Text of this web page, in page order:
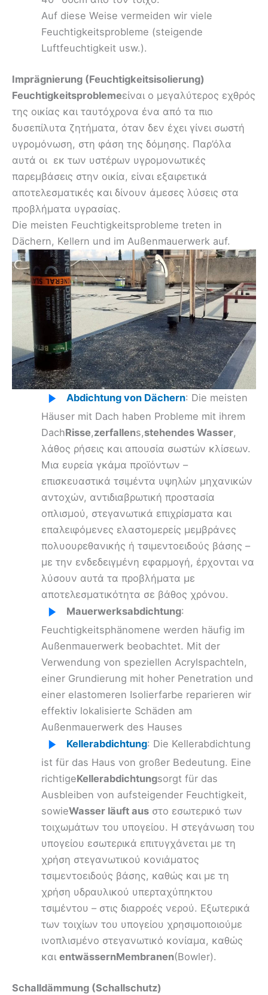
Auf diese Weise vermeiden wir viele
Feuchtigkeitsprobleme (steigende
Luftfeuchtigkeit usw.).
Imprägnierung (Feuchtigkeitsisolierung)
Feuchtigkeitsproblemeείναι ο μεγαλύτερος εχθρός
της οικίας και ταυτόχρονα ένα από τα πιο
δυσεπίλυτα ζητήματα, όταν δεν έχει γίνει σωστή
υγρομόνωση, στη φάση της δόμησης. Παρ’όλα
αυτά οι εκ των υστέρων υγρομονωτικές
παρεμβάσεις στην οικία, είναι εξαιρετικά
αποτελεσματικές και δίνουν άμεσες λύσεις στα
προβλήματα υγρασίας.
Die meisten Feuchtigkeitsprobleme treten in
Dächern, Kellern und im Außenmauerwerk auf.
Abdichtung von Dächern: Die meisten
Häuser mit Dach haben Probleme mit ihrem
DachRisse,zerfallens,stehendes Wasser,
λάθος ρήσεις και απουσία σωστών κλίσεων.
Μια ευρεία γκάμα προϊόντων –
επισκευαστικά τσιμέντα υψηλών μηχανικών
αντοχών, αντιδιαβρωτική προστασία
οπλισμού, στεγανωτικά επιχρίσματα και
επαλειφόμενες ελαστομερείς μεμβράνες
πολυουρεθανικής ή τσιμεντοειδούς βάσης –
με την ενδεδειγμένη εφαρμογή, έρχονται να
λύσουν αυτά τα προβλήματα με
αποτελεσματικότητα σε βάθος χρόνου.
Mauerwerksabdichtung:
Feuchtigkeitsphänomene werden häufig im
Außenmauerwerk beobachtet. Mit der
Verwendung von speziellen Acrylspachteln,
einer Grundierung mit hoher Penetration und
einer elastomeren Isolierfarbe reparieren wir
effektiv lokalisierte Schäden am
Außenmauerwerk des Hauses
Kellerabdichtung: Die Kellerabdichtung
ist für das Haus von großer Bedeutung. Eine
richtigeKellerabdichtungsorgt für das
Ausbleiben von aufsteigender Feuchtigkeit,
sowieWasser läuft aus στο εσωτερικό των
τοιχωμάτων του υπογείου. Η στεγάνωση του
υπογείου εσωτερικά επιτυγχάνεται με τη
χρήση στεγανωτικού κονιάματος
τσιμεντοειδούς βάσης, καθώς και με τη
χρήση υδραυλικού υπερταχύπηκτου
τσιμέντου – στις διαρροές νερού. Εξωτερικά
των τοιχίων του υπογείου χρησιμοποιούμε
ινοπλισμένο στεγανωτικό κονίαμα, καθώς
καιentwässernMembranen(Bowler).
Schalldämmung (Schallschutz)